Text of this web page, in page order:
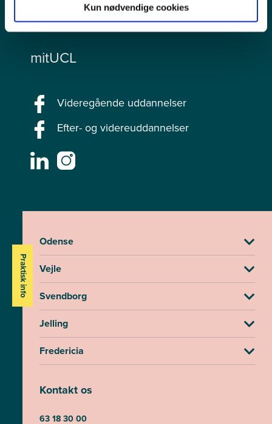
Kun nødvendige cookies
Kurser
mitUCL
Videregående uddannelser
Efter- og videreuddannelser
Praktisk info
Odense
Vejle
Svendborg
Jelling
Fredericia
Kontakt os
63 18 30 00